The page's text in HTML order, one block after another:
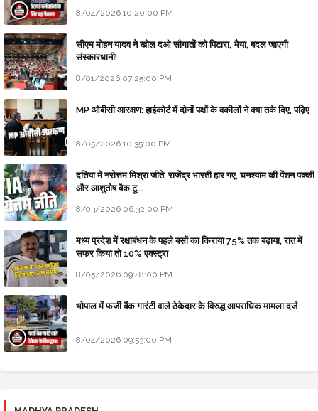
8/04/2026 10:20:00 PM
सीएम मोहन यादव ने खोल दओ सौगातों को पिटारा, भैया, बदल जाएगी
संस्कारधानी!
8/01/2026 07:25:00 PM
MP ओबीसी आरक्षण: हाईकोर्ट में दोनों पक्षों के वकीलों ने क्या तर्क दिए, पढ़िए
8/05/2026 10:35:00 PM
दतिया में नरोत्तम मिश्रा जीते, राजेंद्र भारती हार गए, घनश्याम की पेंशन पक्की
और आशुतोष बैक टू...
8/03/2026 06:32:00 PM
मध्य प्रदेश में रक्षाबंधन के पहले बसों का किराया 75% तक बढ़ाया, रात में
सफर किया तो 10% एक्स्ट्रा
8/05/2026 09:48:00 PM
भोपाल में फर्जी बैंक गारंटी वाले ठेकेदार के विरुद्ध आपराधिक मामला दर्ज
8/04/2026 09:53:00 PM